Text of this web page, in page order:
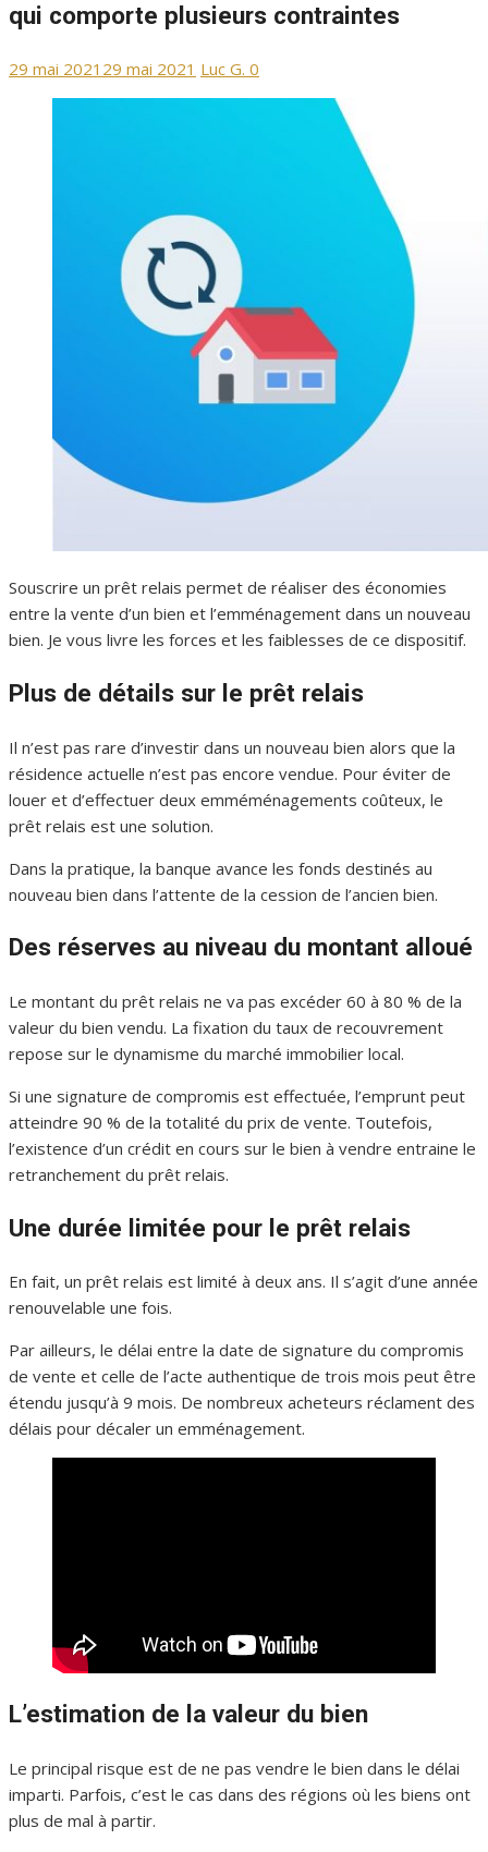
qui comporte plusieurs contraintes
Publié
29 mai 2021 29 mai 2021 Auteur/autrice
Luc G. 0
Souscrire un prêt relais permet de réaliser des économies
entre la vente d’un bien et l’emménagement dans un nouveau
bien. Je vous livre les forces et les faiblesses de ce dispositif.
Plus de détails sur le prêt relais
Il n’est pas rare d’investir dans un nouveau bien alors que la
résidence actuelle n’est pas encore vendue. Pour éviter de
louer et d’effectuer deux emméménagements coûteux, le
prêt relais est une solution.
Dans la pratique, la banque avance les fonds destinés au
nouveau bien dans l’attente de la cession de l’ancien bien.
Des réserves au niveau du montant alloué
Le montant du prêt relais ne va pas excéder 60 à 80 % de la
valeur du bien vendu. La fixation du taux de recouvrement
repose sur le dynamisme du marché immobilier local.
Si une signature de compromis est effectuée, l’emprunt peut
atteindre 90 % de la totalité du prix de vente. Toutefois,
l’existence d’un crédit en cours sur le bien à vendre entraine le
retranchement du prêt relais.
Une durée limitée pour le prêt relais
En fait, un prêt relais est limité à deux ans. Il s’agit d’une année
renouvelable une fois.
Par ailleurs, le délai entre la date de signature du compromis
de vente et celle de l’acte authentique de trois mois peut être
étendu jusqu’à 9 mois. De nombreux acheteurs réclament des
délais pour décaler un emménagement.
L’estimation de la valeur du bien
Le principal risque est de ne pas vendre le bien dans le délai
imparti. Parfois, c’est le cas dans des régions où les biens ont
plus de mal à partir.